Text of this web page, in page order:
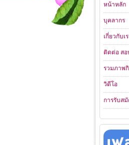
หน้าหลัก
บุคลากร
เกี่ยวกับเ
ติดต่อ สอ
รวมภาพ
วิดีโอ
การรับส